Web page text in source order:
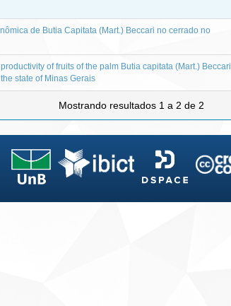
de Butia Capitata (Mart.) Beccari no cerrado no
of fruits of the palm Butia capitata (Mart.) Beccari
state of Minas Gerais
Mostrando resultados 1 a 2 de 2